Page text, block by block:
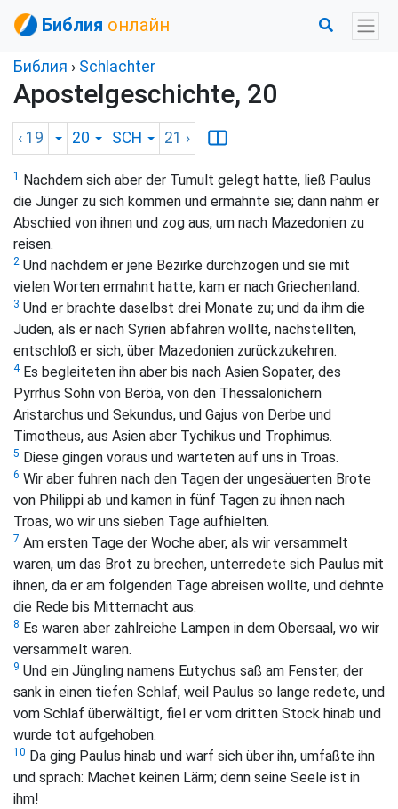
Библия онлайн
Библия › Schlachter
Apostelgeschichte, 20
‹ 19 20 SCH 21 ›
1
Nachdem sich aber der Tumult gelegt hatte, ließ Paulus
die Jünger zu sich kommen und ermahnte sie; dann nahm er
Abschied von ihnen und zog aus, um nach Mazedonien zu
reisen.
2 Und nachdem er jene Bezirke durchzogen und sie mit
vielen Worten ermahnt hatte, kam er nach Griechenland.
3 Und er brachte daselbst drei Monate zu; und da ihm die
Juden, als er nach Syrien abfahren wollte, nachstellten,
entschloß er sich, über Mazedonien zurückzukehren.
4Es begleiteten ihn aber bis nach Asien Sopater, des
Pyrrhus Sohn von Beröa, von den Thessalonichern
Aristarchus und Sekundus, und Gajus von Derbe und
Timotheus, aus Asien aber Tychikus und Trophimus.
5 Diese gingen voraus und warteten auf uns in Troas.
6 Wir aber fuhren nach den Tagen der ungesäuerten Brote
von Philippi ab und kamen in fünf Tagen zu ihnen nach
Troas, wo wir uns sieben Tage aufhielten.
7 Am ersten Tage der Woche aber, als wir versammelt
waren, um das Brot zu brechen, unterredete sich Paulus mit
ihnen, da er am folgenden Tage abreisen wollte, und dehnte
die Rede bis Mitternacht aus.
8 Es waren aber zahlreiche Lampen in dem Obersaal, wo wir
versammelt waren.
9 Und ein Jüngling namens Eutychus saß am Fenster; der
sank in einen tiefen Schlaf, weil Paulus so lange redete, und
vom Schlaf überwältigt, fiel er vom dritten Stock hinab und
wurde tot aufgehoben.
10 Da ging Paulus hinab und warf sich über ihn, umfaßte ihn
und sprach: Machet keinen Lärm; denn seine Seele ist in
ihm!